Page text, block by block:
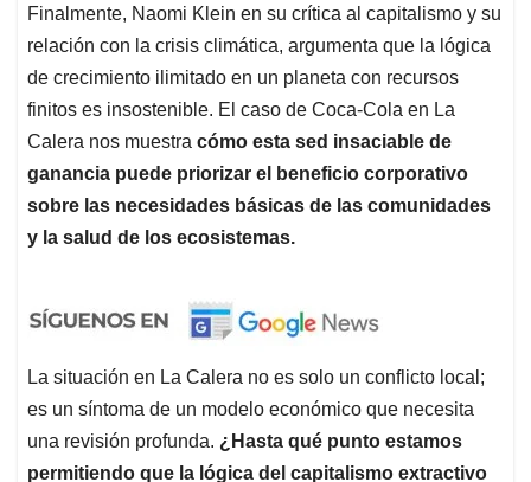
Finalmente, Naomi Klein en su crítica al capitalismo y su
relación con la crisis climática, argumenta que la lógica
de crecimiento ilimitado en un planeta con recursos
finitos es insostenible. El caso de Coca-Cola en La
Calera nos muestra cómo esta sed insaciable de
ganancia puede priorizar el beneficio corporativo
sobre las necesidades básicas de las comunidades
y la salud de los ecosistemas.
La situación en La Calera no es solo un conflicto local;
es un síntoma de un modelo económico que necesita
una revisión profunda. ¿Hasta qué punto estamos
permitiendo que la lógica del capitalismo extractivo